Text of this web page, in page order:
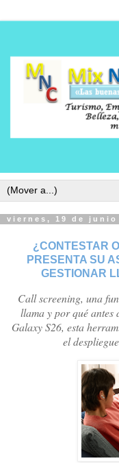
viernes, 19 de junio
¿CONTESTAR
PRESENTA SU
GESTIONAR
Call screening, una
llama y por qué antes
Galaxy S26, esta
el